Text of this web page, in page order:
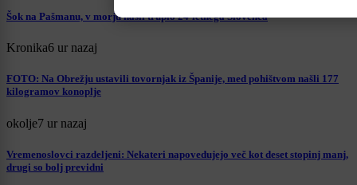
Šok na Pašmanu, v morju našli truplo 24-letnega Slovenca
Kronika6 ur nazaj
FOTO: Na Obrežju ustavili tovornjak iz Španije, med pohištvom našli 177
kilogramov konoplje
okolje7 ur nazaj
Vremenoslovci razdeljeni: Nekateri napovedujejo več kot deset stopinj manj,
drugi so bolj previdni